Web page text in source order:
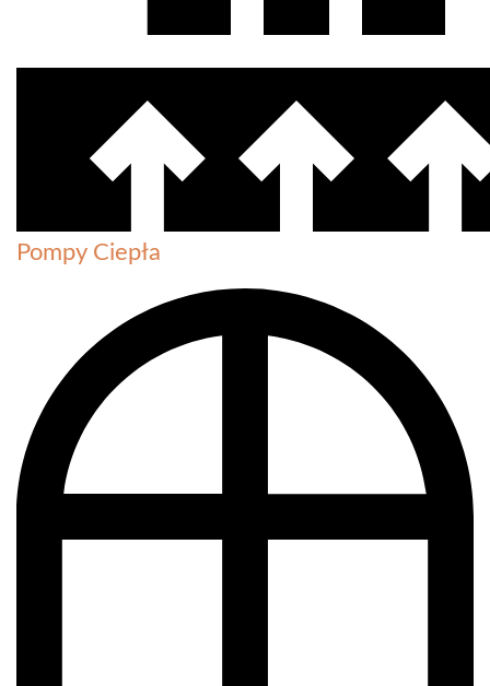
Pompy Ciepła